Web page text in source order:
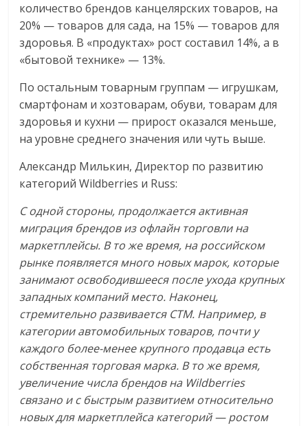
количество брендов канцелярских товаров, на
20% — товаров для сада, на 15% — товаров для
здоровья. В «продуктах» рост составил 14%, а в
«бытовой технике» — 13%.
По остальным товарным группам — игрушкам,
смартфонам и хозтоварам, обуви, товарам для
здоровья и кухни — прирост оказался меньше,
на уровне среднего значения или чуть выше.
Александр Милькин, Директор по развитию
категорий Wildberries и Russ:
С одной стороны, продолжается активная
миграция брендов из офлайн торговли на
маркетплейсы. В то же время, на российском
рынке появляется много новых марок, которые
занимают освободившееся после ухода крупных
западных компаний место. Наконец,
стремительно развивается CTM. Например, в
категории автомобильных товаров, почти у
каждого более-менее крупного продавца есть
собственная торговая марка. В то же время,
увеличение числа брендов на Wildberries
связано и с быстрым развитием относительно
новых для маркетплейса категорий — ростом